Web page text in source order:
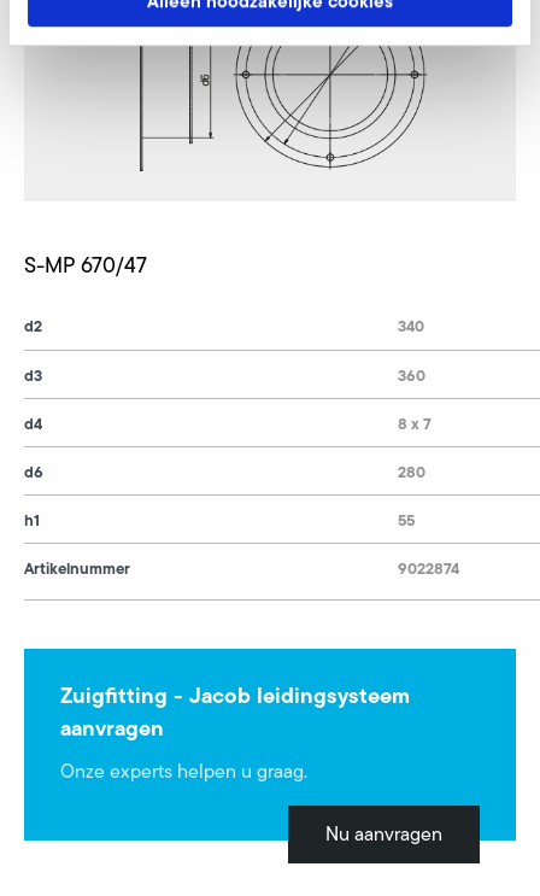
S-MP 670/47
d2
d3
d4
d6
h1
Artikelnummer
340
360
8 x 7
280
55
9022874
Zuigfitting - Jacob leidingsysteem
aanvragen
Onze experts helpen u graag.
Nu aanvragen